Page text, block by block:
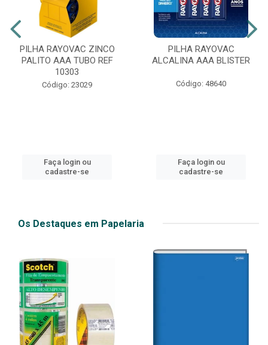
PILHA RAYOVAC ZINCO
PALITO AAA TUBO REF
10303
Código: 23029
Faça login ou
cadastre-se
PILHA RAYOVAC
ALCALINA AAA BLISTER
Código: 48640
Faça login ou
cadastre-se
Os Destaques em Papelaria